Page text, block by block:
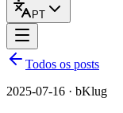
PT
Todos os posts
2025-07-16 · bKlug